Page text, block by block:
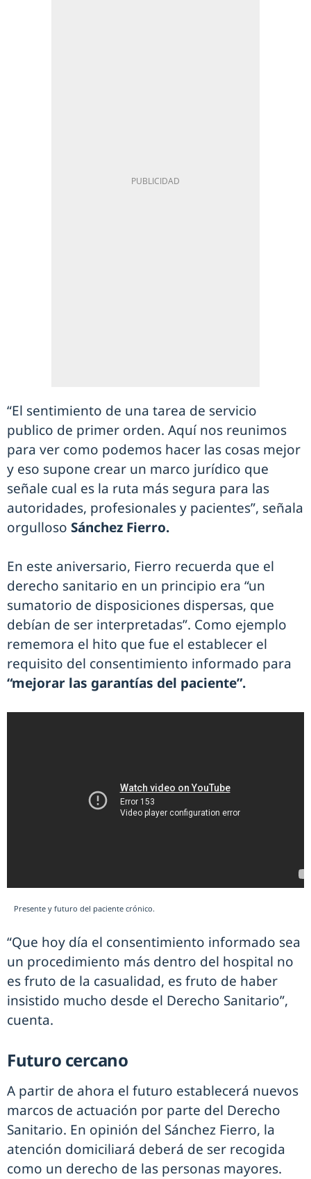
“El sentimiento de una tarea de servicio
publico de primer orden. Aquí nos reunimos
para ver como podemos hacer las cosas mejor
y eso supone crear un marco jurídico que
señale cual es la ruta más segura para las
autoridades, profesionales y pacientes”, señala
orgulloso Sánchez Fierro.
En este aniversario, Fierro recuerda que el
derecho sanitario en un principio era “un
sumatorio de disposiciones dispersas, que
debían de ser interpretadas”. Como ejemplo
rememora el hito que fue el establecer el
requisito del consentimiento informado para
“mejorar las garantías del paciente”.
Presente y futuro del paciente crónico.
“Que hoy día el consentimiento informado sea
un procedimiento más dentro del hospital no
es fruto de la casualidad, es fruto de haber
insistido mucho desde el Derecho Sanitario”,
cuenta.
Futuro cercano
A partir de ahora el futuro establecerá nuevos
marcos de actuación por parte del Derecho
Sanitario. En opinión del Sánchez Fierro, la
atención domiciliará deberá de ser recogida
como un derecho de las personas mayores.